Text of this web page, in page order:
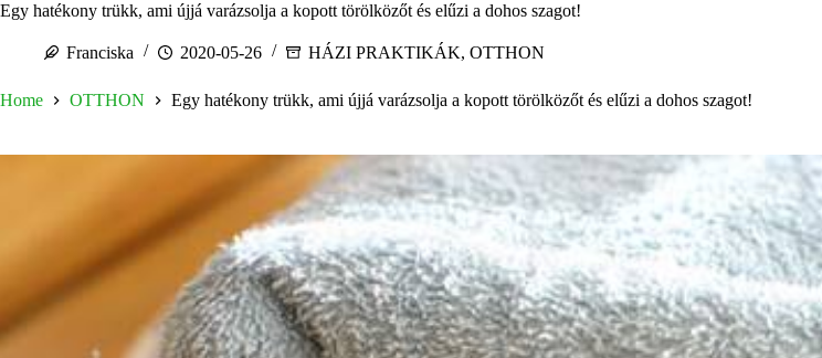
Egy hatékony trükk, ami újjá varázsolja a kopott törölközőt és elűzi a dohos szagot!
Franciska 2020-05-26 HÁZI PRAKTIKÁK, OTTHON
Home OTTHON Egy hatékony trükk, ami újjá varázsolja a kopott törölközőt és elűzi a dohos szagot!